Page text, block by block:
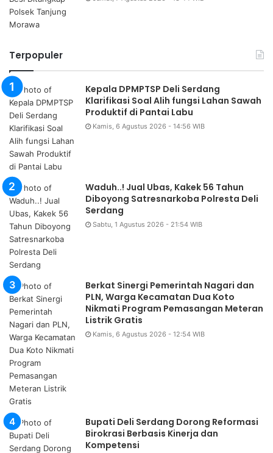
Terpopuler
Kepala DPMPTSP Deli Serdang
Klarifikasi Soal Alih fungsi Lahan Sawah
Produktif di Pantai Labu
Kamis, 6 Agustus 2026 - 14:56 WIB
Waduh..! Jual Ubas, Kakek 56 Tahun
Diboyong Satresnarkoba Polresta Deli
Serdang
Sabtu, 1 Agustus 2026 - 21:54 WIB
Berkat Sinergi Pemerintah Nagari dan
PLN, Warga Kecamatan Dua Koto
Nikmati Program Pemasangan Meteran
Listrik Gratis
Kamis, 6 Agustus 2026 - 12:54 WIB
Bupati Deli Serdang Dorong Reformasi
Birokrasi Berbasis Kinerja dan
Kompetensi